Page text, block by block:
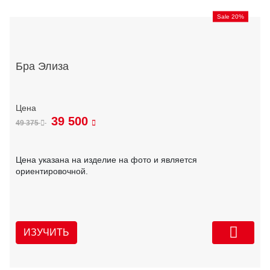
Sale 20%
Бра Элиза
49 375 39 500
Цена указана на изделие на фото и является
ориентировочной.
ИЗУЧИТЬ